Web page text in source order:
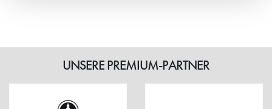
UNSERE PREMIUM-PARTNER